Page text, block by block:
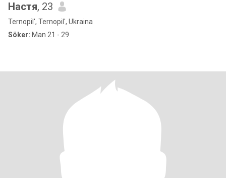
Настя, 23
Ternopil', Ternopil', Ukraina
Söker: Man 21 - 29